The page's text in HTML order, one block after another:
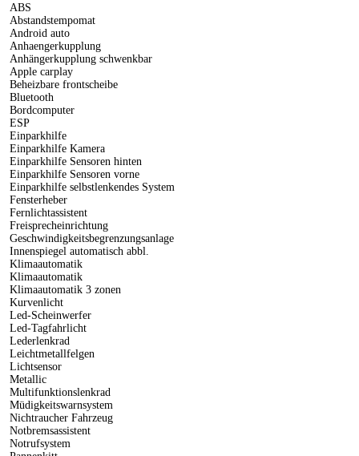
ABS
Abstandstempomat
Android auto
Anhaengerkupplung
Anhängerkupplung schwenkbar
Apple carplay
Beheizbare frontscheibe
Bluetooth
Bordcomputer
ESP
Einparkhilfe
Einparkhilfe Kamera
Einparkhilfe Sensoren hinten
Einparkhilfe Sensoren vorne
Einparkhilfe selbstlenkendes System
Fensterheber
Fernlichtassistent
Freisprecheinrichtung
Geschwindigkeitsbegrenzungsanlage
Innenspiegel automatisch abbl.
Klimaautomatik
Klimaautomatik
Klimaautomatik 3 zonen
Kurvenlicht
Led-Scheinwerfer
Led-Tagfahrlicht
Lederlenkrad
Leichtmetallfelgen
Lichtsensor
Metallic
Multifunktionslenkrad
Müdigkeitswarnsystem
Nichtraucher Fahrzeug
Notbremsassistent
Notrufsystem